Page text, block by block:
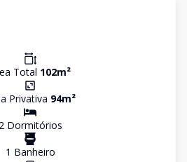
Total 102m²
Privativa 94m²
2Dormitórios
1 Banheiro